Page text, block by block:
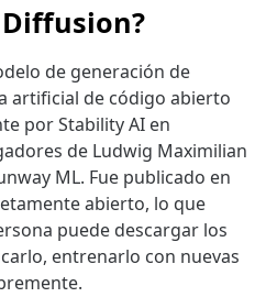
de generación de
artificial de código abierto
por Stability AI en
de Ludwig Maximilian
ML. Fue publicado en
abierto, lo que
puede descargar los
entrenarlo con nuevas